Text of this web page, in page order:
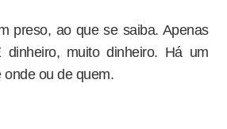
preso, ao que se saiba. Apenas
muito dinheiro. Há um
onde ou de quem.